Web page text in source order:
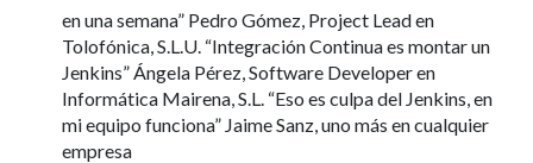
en una semana” Pedro Gómez, Project Lead en
Tolofónica, S.L.U. “Integración Continua es montar un
Jenkins” Ángela Pérez, Software Developer en
Informática Mairena, S.L. “Eso es culpa del Jenkins, en
mi equipo funciona” Jaime Sanz, uno más en cualquier
empresa